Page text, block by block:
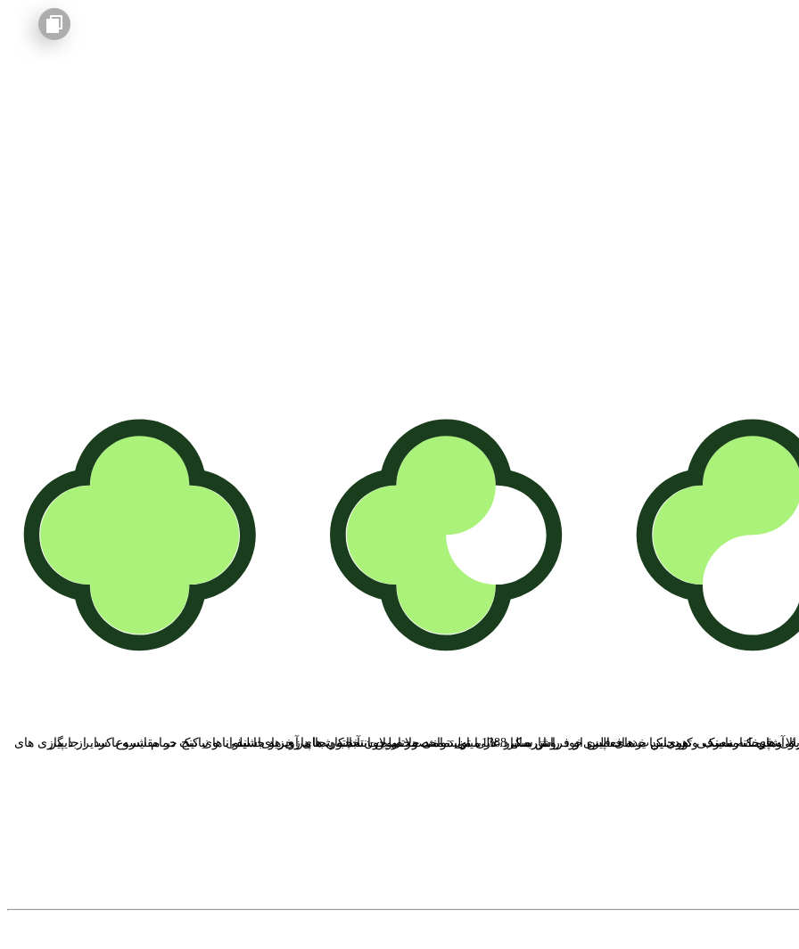
و پیاز، جا نایلونی ، جاظرفی های کنارسینک ، توری کباب های فلزی و ... اشاره کرد. در میان تمامی محصولات سناتور جا پیازی های سیلوانا و نیانیک در مقایسه با سایر جا پیازی های فلزیِ مشابه حرف اول را می زنند. محصولات این برند به دلیل تنوع و کیفیت بالا و قیمت مناسب و همچنین خدمات پس از فروش بسیار عالی می توانند جز اولین انتخاب شما در خرید باشند.